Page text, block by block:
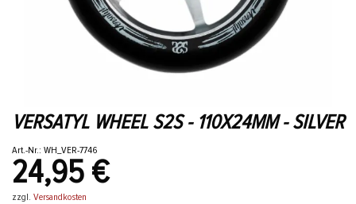
VERSATYL WHEEL S2S - 110X24MM - SILVER
Art.-Nr.: WH_VER-7746
24,95 €
zzgl. Versandkosten